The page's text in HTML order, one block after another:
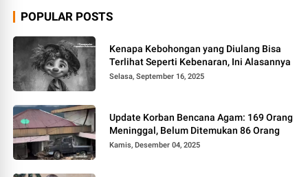
POPULAR POSTS
Kenapa Kebohongan yang Diulang Bisa
Terlihat Seperti Kebenaran, Ini Alasannya
Selasa, September 16, 2025
Update Korban Bencana Agam: 169 Orang
Meninggal, Belum Ditemukan 86 Orang
Kamis, Desember 04, 2025